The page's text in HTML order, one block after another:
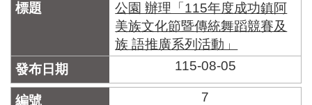
公園 辦理「115年度成功鎮阿
美族文化節暨傳統舞蹈競賽及
族 語推廣系列活動」
115-08-05
7